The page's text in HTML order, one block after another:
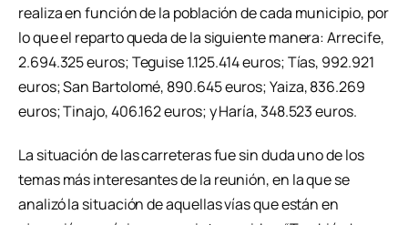
realiza en función de la población de cada municipio, por
lo que el reparto queda de la siguiente manera: Arrecife,
2.694.325 euros; Teguise 1.125.414 euros; Tías, 992.921
euros; San Bartolomé, 890.645 euros; Yaiza, 836.269
euros; Tinajo, 406.162 euros; y Haría, 348.523 euros.
La situación de las carreteras fue sin duda uno de los
temas más interesantes de la reunión, en la que se
analizó la situación de aquellas vías que están en